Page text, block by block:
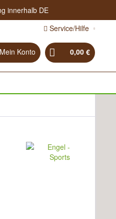
innerhalb DE
Service/Hilfe
Mein Konto 0,00 €